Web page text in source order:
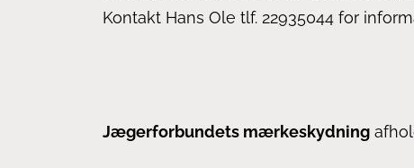
Kontakt Hans Ole tlf. 22935044 for
Jægerforbundets mærkeskydning